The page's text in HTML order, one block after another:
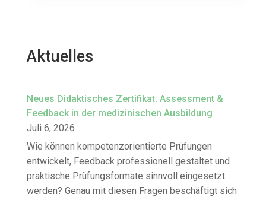
Aktuelles
Neues Didaktisches Zertifikat: Assessment &
Feedback in der medizinischen Ausbildung
Juli 6, 2026
Wie können kompetenzorientierte Prüfungen
entwickelt, Feedback professionell gestaltet und
praktische Prüfungsformate sinnvoll eingesetzt
werden? Genau mit diesen Fragen beschäftigt sich